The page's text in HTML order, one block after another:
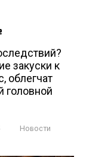
закуски к
облегчат
головной
Новости